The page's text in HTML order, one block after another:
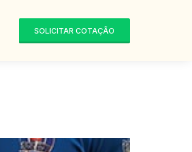
SOLICITAR COTAÇÃO